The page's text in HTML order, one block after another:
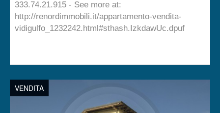
333.74.21.915 - See more at:
http://renordimmobili.it/appartamento-vendita-
vidigulfo_1232242.html#sthash.IzkdawUc.dpuf
VENDITA